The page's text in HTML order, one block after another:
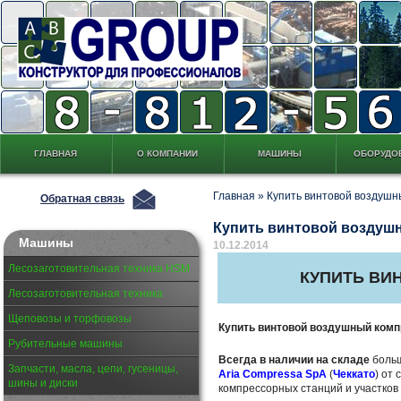
ГЛАВНАЯ О КОМПАНИИ МАШИНЫ
Обратная связь
Машины
Лесозаготовительная техника HSM
Лесозаготовительная техника
Щеповозы и торфовозы
Рубительные машины
Запчасти, масла, цепи, гусеницы,
шины и диски
Главная » Купить винтовой
Купить винтовой
10.12.2014
КУПИТЬ
Купить винтовой воздушный
Всегда в наличии на складе
Aria Compressa SpA (Чеккато) от
компрессорных станций и